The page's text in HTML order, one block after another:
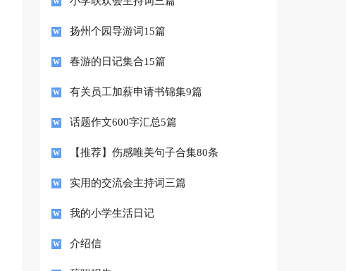
扬州个园导游词15篇
春游的日记集合15篇
有关员工加薪申请书锦集9篇
话题作文600字汇总5篇
【推荐】伤感唯美句子合集80条
实用的交流会主持词三篇
我的小学生活日记
介绍信